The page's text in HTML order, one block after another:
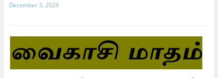
December 3, 2024